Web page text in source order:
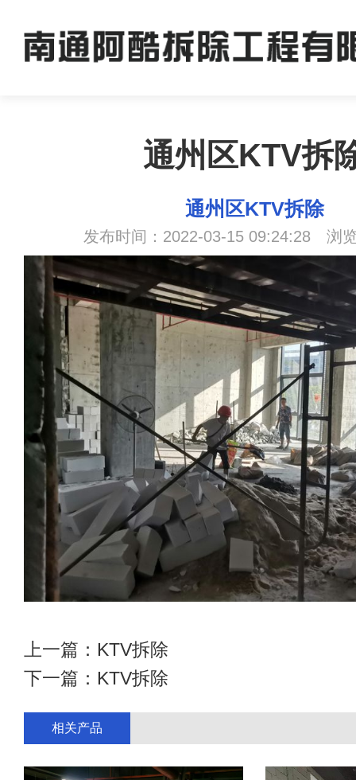
通州区KTV拆
通州区KTV拆除
发布时间：2022-03-15 09:24:28 浏
上一篇： KTV拆除
下一篇： KTV拆除
相关产品